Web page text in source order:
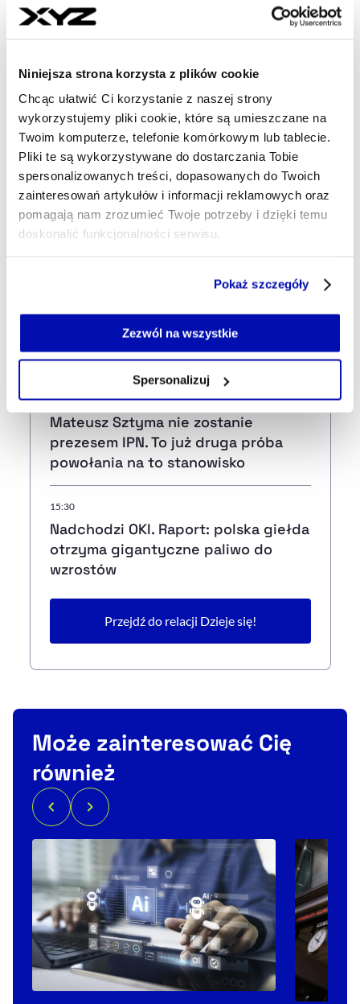
Niniejsza strona korzysta z plików cookie
Chcąc ułatwić Ci korzystanie z naszej strony
wykorzystujemy pliki cookie, które są umieszczane na
Twoim komputerze, telefonie komórkowym lub tablecie.
Pliki te są wykorzystywane do dostarczania Tobie
spersonalizowanych treści, dopasowanych do Twoich
zainteresowań artykułów i informacji reklamowych oraz
pomagają nam zrozumieć Twoje potrzeby i dzięki temu
doskonalić funkcjonalności serwisu.
Jeżeli nie wyrażasz zgody na zapisywanie plików cookie,
możesz łatwo zarządzać swoimi uprawnieniami, np. we
własnej przeglądarce internetowej lub po wybraniu opcji
naszejPolityce Prywatności.
Pokaż szczegóły
Zezwól na wszystkie
Spersonalizuj
14 min temu
KNF złagodziła kary nałożone na
VeloFunds TFI
Nie będzie referendum ws. unijnej
29 min temu
LPP zanotowało dobry kwartał.
Przychody i sprzedaż w górę
50 min temu
Mateusz Sztyma nie zostanie
prezesem IPN. To już druga próba
powołania na to stanowisko
15:30
Nadchodzi OKI. Raport: polska giełda
otrzyma gigantyczne paliwo do
wzrostów
Przejdź do relacji Dzieje się!
Może zainteresować Cię
również